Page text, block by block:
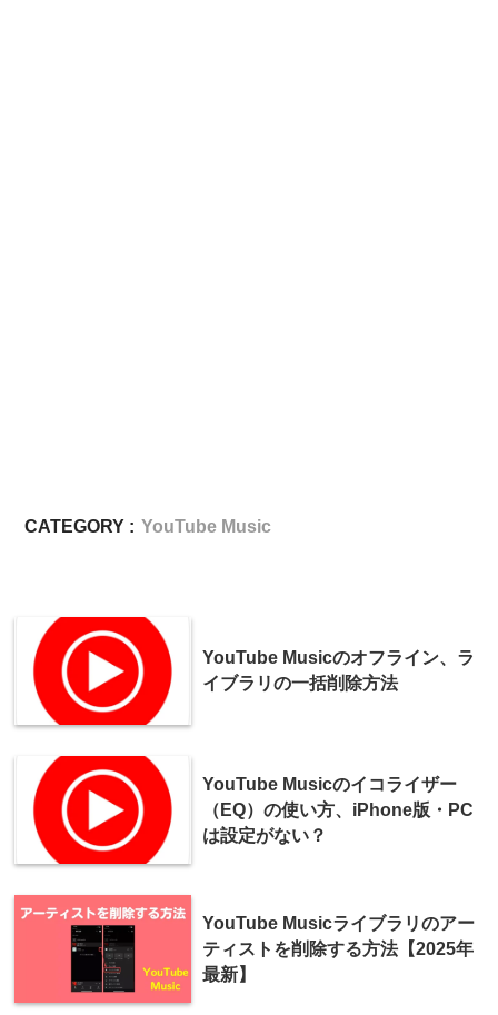
CATEGORY : YouTube Music
YouTube Musicのオフライン、ラ
イブラリの一括削除方法
YouTube Musicのイコライザー
（EQ）の使い方、iPhone版・PC
は設定がない？
YouTube Musicライブラリのアー
ティストを削除する方法【2025年
最新】